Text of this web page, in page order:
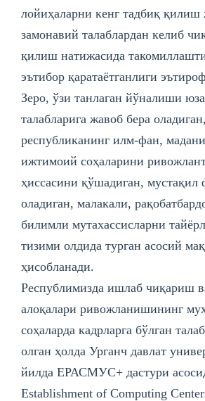
лойиҳаларни кенг тадбиқ қилиш
замонавий талаблардан келиб
қилиш натижасида
эътибор қаратаётганлиги
Зеро, ўзи танлаган йўналиши
талабларига жавоб бера оладиган,
республиканинг илм-фан,
ижтимоий соҳаларини
ҳиссасини қўшадиган, мустақил
оладиган, малакали,
билимли мутахассисларни
тизими олдида турган асосий
ҳисобланади.
Республимизда ишлаб чиқариш
алоқалари ривожланишининг
соҳаларда кадрларга бўлган
олган ҳолда Урганч давлат
йилда EРАСМУС+ дастури
Establishment of Computing